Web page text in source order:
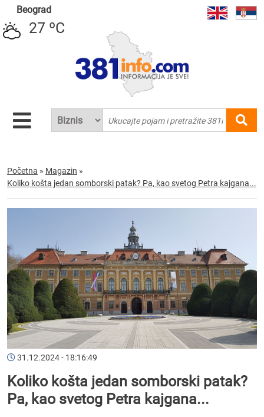
Beograd
27 ºC
Početna » Magazin »
Koliko košta jedan somborski patak? Pa, kao svetog Petra kajgana...
31.12.2024 - 18:16:49
Koliko košta jedan somborski patak?
Pa, kao svetog Petra kajgana...